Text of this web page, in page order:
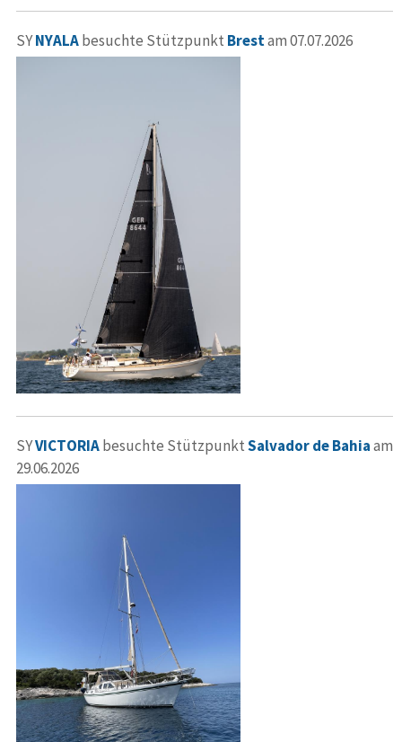
SYNYALAbesuchte Stützpunkt Brestam 07.07.2026
SYVICTORIAbesuchte StützpunktSalvador de Bahiaam
29.06.2026